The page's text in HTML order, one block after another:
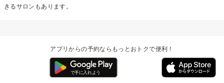
きるサロンもあります。
アプリからの予約ならもっとおトクで便利！